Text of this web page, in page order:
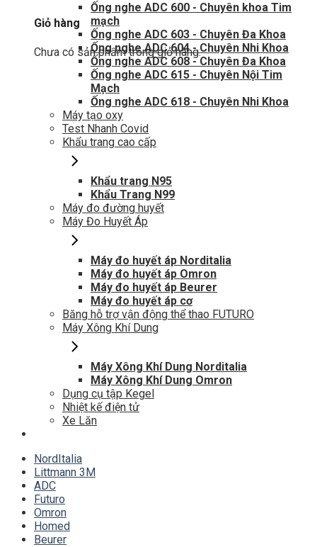
Giỏ hàng
Chưa có sản phẩm trong giỏ hàng.
Ống nghe ADC 600 - Chuyên khoa Tim
mạch
Ống nghe ADC 603 - Chuyên Đa Khoa
Ống nghe ADC 604 - Chuyên Nhi Khoa
Ống nghe ADC 608 - Chuyên Đa Khoa
Ống nghe ADC 615 - Chuyên Nội Tim
Mạch
Ống nghe ADC 618 - Chuyên Nhi Khoa
Máy tạo oxy
Test Nhanh Covid
Khẩu trang cao cấp
Khẩu trang N95
Khẩu Trang N99
Máy đo đường huyết
Máy Đo Huyết Áp
Máy đo huyết áp Norditalia
Máy đo huyết áp Omron
Máy đo huyết áp Beurer
Máy đo huyết áp cơ
Băng hỗ trợ vận động thể thao FUTURO
Máy Xông Khí Dung
Máy Xông Khí Dung Norditalia
Máy Xông Khí Dung Omron
Dụng cụ tập Kegel
Nhiệt kế điện tử
Xe Lăn
NordItalia
Littmann 3M
ADC
Futuro
Omron
Homed
Beurer